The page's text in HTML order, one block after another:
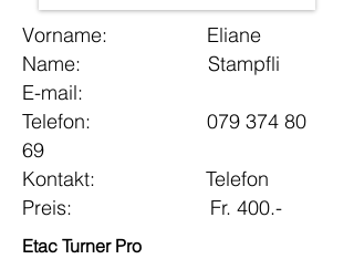
Vorname: Eliane
Name: Stampfli
E-mail:
Telefon: 079 374 80
69
Kontakt: Telefon
Preis: Fr. 400.-
Etac Turner Pro